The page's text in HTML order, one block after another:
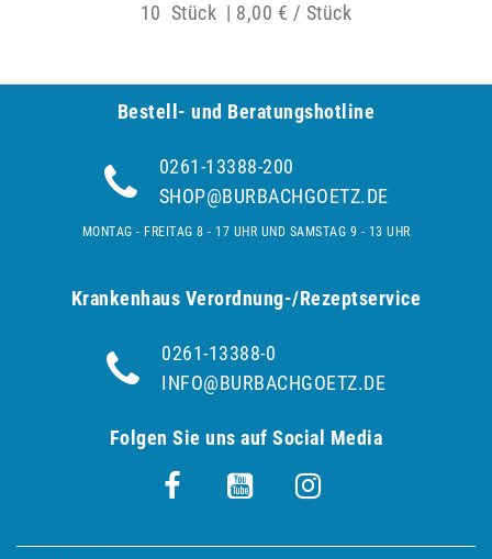
10 Stück | 8,00 € / Stück
Bestell- und Be­ra­tungs­hot­line
0261-13388-200
SHOP@BURBACHGOETZ.DE
MONTAG - FREITAG 8 - 17 UHR UND SAMSTAG 9 - 13 UHR
Krankenhaus Verordnung-/Rezeptservice
0261-13388-0
INFO@BURBACHGOETZ.DE
Folgen Sie uns auf Social Media